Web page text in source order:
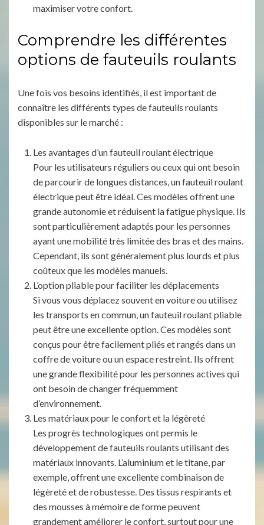
maximiser votre confort.
Comprendre les différentes
options de fauteuils roulants
Une fois vos besoins identifiés, il est important de
connaître les différents types de fauteuils roulants
disponibles sur le marché :
Les avantages d’un fauteuil roulant électrique
Pour les utilisateurs réguliers ou ceux qui ont besoin
de parcourir de longues distances, un fauteuil roulant
électrique peut être idéal. Ces modèles offrent une
grande autonomie et réduisent la fatigue physique. Ils
sont particulièrement adaptés pour les personnes
ayant une mobilité très limitée des bras et des mains.
Cependant, ils sont généralement plus lourds et plus
coûteux que les modèles manuels.
L’option pliable pour faciliter les déplacements
Si vous vous déplacez souvent en voiture ou utilisez
les transports en commun, un fauteuil roulant pliable
peut être une excellente option. Ces modèles sont
conçus pour être facilement pliés et rangés dans un
coffre de voiture ou un espace restreint. Ils offrent
une grande flexibilité pour les personnes actives qui
ont besoin de changer fréquemment
d’environnement.
Les matériaux pour le confort et la légèreté
Les progrès technologiques ont permis le
développement de fauteuils roulants utilisant des
matériaux innovants. L’aluminium et le titane, par
exemple, offrent une excellente combinaison de
légèreté et de robustesse. Des tissus respirants et
des mousses à mémoire de forme peuvent
grandement améliorer le confort, surtout pour une